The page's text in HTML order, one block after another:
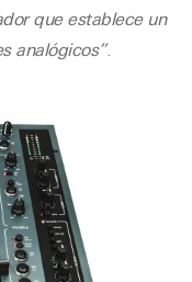
que establece un
analógicos”.